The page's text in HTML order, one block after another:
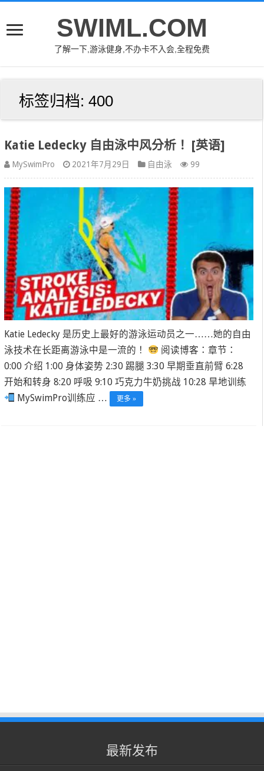
SWIML.COM
了解一下,游泳健身,不办卡不入会,全程免费
标签归档:400
Katie Ledecky 自由泳中风分析！ [英语]
MySwimPro 2021年7月29日 自由泳 99
Katie Ledecky 是历史上最好的游泳运动员之一……她的自由
泳技术在长距离游泳中是一流的！
阅读博客：章节：
0:00 介绍 1:00 身体姿势 2:30 踢腿 3:30 早期垂直前臂 6:28
开始和转身 8:20 呼吸 9:10 巧克力牛奶挑战 10:28 旱地训练
MySwimPro训练应 …
更多 »
最新发布